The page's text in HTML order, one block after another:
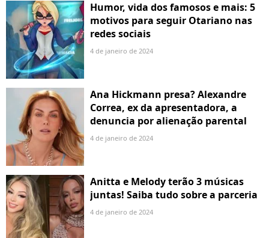
Humor, vida dos famosos e mais: 5
motivos para seguir Otariano nas
redes sociais
4 de janeiro de 2024
Ana Hickmann presa? Alexandre
Correa, ex da apresentadora, a
denuncia por alienação parental
4 de janeiro de 2024
Anitta e Melody terão 3 músicas
juntas! Saiba tudo sobre a parceria
4 de janeiro de 2024